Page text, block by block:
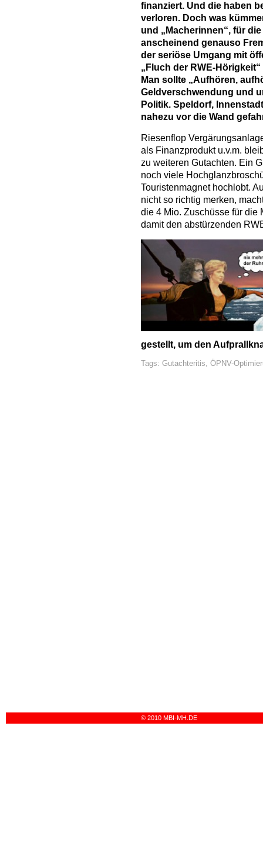
finanziert. Und die haben
verloren. Doch was
und „Macherinnen“, für
anscheinend genauso
der seriöse Umgang mit
„Fluch der RWE-Hörigkeit“
Man sollte „Aufhören,
Geldverschwendung und
Politik. Speldorf,
nahezu vor die Wand
Riesenflop
als Finanzprodukt u.v.m.
zu weiteren Gutachten. Ein
noch viele
Touristenmagnet hochlobt.
nicht so richtig merken,
die 4 Mio. Zuschüsse für die
damit den abstürzenden
gestellt, um den
Tags: Gutachteritis, ÖPNV-
© 2010 MBI-MH.DE